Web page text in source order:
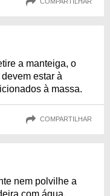
a manteiga, o
estar à
à massa.
COMPARTILHAR
nem polvilhe a
com água.